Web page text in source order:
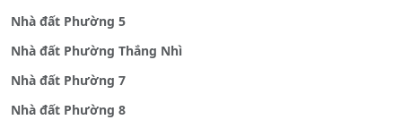
Nhà đất Phường 5
Nhà đất Phường Thắng Nhì
Nhà đất Phường 7
Nhà đất Phường 8